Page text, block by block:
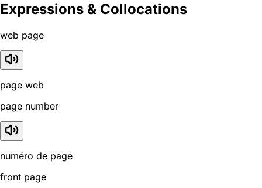
Expressions & Collocations
web page
page web
page number
numéro de page
front page